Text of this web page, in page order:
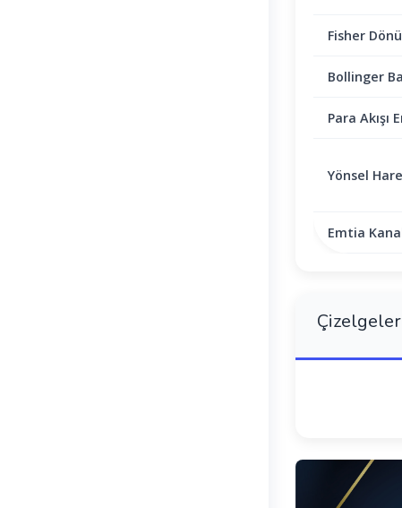
Fisher
Bollinger
Para Akışı
Yönsel
Emtia
Çizelgeler